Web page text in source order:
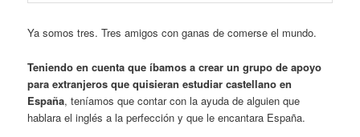
Ya somos tres. Tres amigos con ganas de comerse el mundo.
Teniendo en cuenta que íbamos a crear un grupo de apoyo
para extranjeros que quisieran estudiar castellano en
España, teníamos que contar con la ayuda de alguien que
hablara el inglés a la perfección y que le encantara España.